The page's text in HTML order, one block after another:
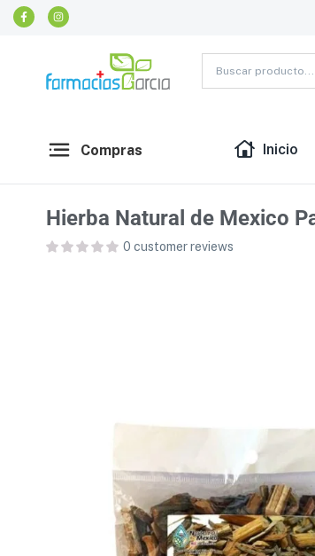
Compras Inicio
Hierba Natural de Mexico
0 customer reviews